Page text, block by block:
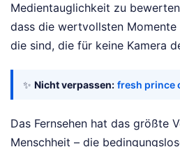
Medientauglichkeit zu
dass die wertvollsten Momente
die sind, die für keine Kamera
✨ Nicht verpassen: fresh prince
Das Fernsehen hat das größte
Menschheit – die